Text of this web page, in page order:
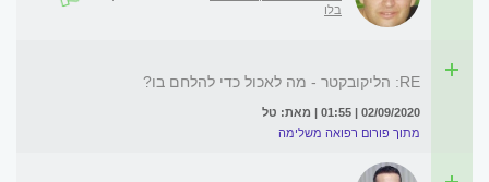
בלו
RE: הליקובקטר - מה לאכול כדי להלחם בו?
02/09/2020 | 01:55 | מאת: טל
מתוך פורום רפואה משלימה